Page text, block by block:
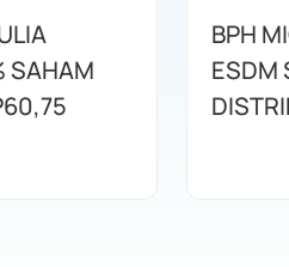
SAHAM
BPH
ESDM